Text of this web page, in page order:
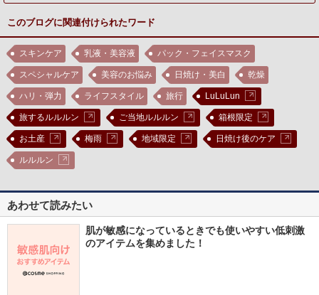
このブログに関連付けられたワード
スキンケア 乳液・美容液 パック・フェイスマスク
スペシャルケア 美容のお悩み 日焼け・美白 乾燥
ハリ・弾力 ライフスタイル 旅行 LuLuLun
旅するルルルン ご当地ルルルン 箱根限定
お土産 梅雨 地域限定 日焼け後のケア
ルルルン
あわせて読みたい
肌が敏感になっているときでも使いやすい低刺激
のアイテムを集めました！